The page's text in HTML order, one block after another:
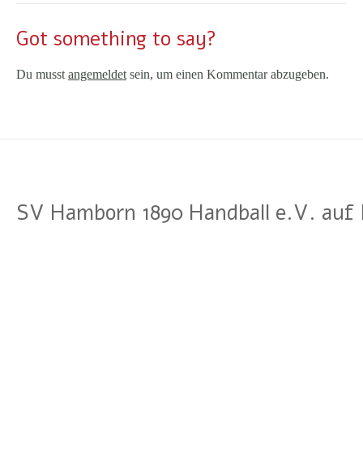
Got something to say?
Du musst angemeldet sein, um einen Kommentar abzugeben.
SV Hamborn 1890 Handball e.V.